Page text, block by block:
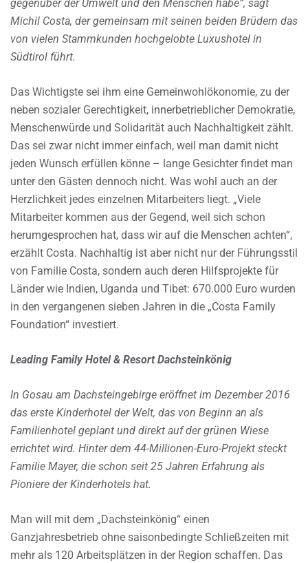
gegenüber der Umwelt und den Menschen habe“, sagt
Michil Costa, der gemeinsam mit seinen beiden Brüdern das
von vielen Stammkunden hochgelobte Luxushotel in
Südtirol führt.
Das Wichtigste sei ihm eine Gemeinwohlökonomie, zu der
neben sozialer Gerechtigkeit, innerbetrieblicher Demokratie,
Menschenwürde und Solidarität auch Nachhaltigkeit zählt.
Das sei zwar nicht immer einfach, weil man damit nicht
jeden Wunsch erfüllen könne – lange Gesichter findet man
unter den Gästen dennoch nicht. Was wohl auch an der
Herzlichkeit jedes einzelnen Mitarbeiters liegt. „Viele
Mitarbeiter kommen aus der Gegend, weil sich schon
herumgesprochen hat, dass wir auf die Menschen achten“,
erzählt Costa. Nachhaltig ist aber nicht nur der Führungsstil
von Familie Costa, sondern auch deren Hilfsprojekte für
Länder wie Indien, Uganda und Tibet: 670.000 Euro wurden
in den vergangenen sieben Jahren in die „Costa Family
Foundation“ investiert.
Leading Family Hotel & Resort Dachsteinkönig
In Gosau am Dachsteingebirge eröffnet im Dezember 2016
das erste Kinderhotel der Welt, das von Beginn an als
Familienhotel geplant und direkt auf der grünen Wiese
errichtet wird. Hinter dem 44-Millionen-Euro-Projekt steckt
Familie Mayer, die schon seit 25 Jahren Erfahrung als
Pioniere der Kinderhotels hat.
Man will mit dem „Dachsteinkönig“ einen
Ganzjahresbetrieb ohne saisonbedingte Schließzeiten mit
mehr als 120 Arbeitsplätzen in der Region schaffen. Das